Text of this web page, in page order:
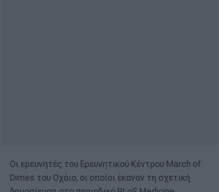
Οι ερευνητές του Ερευνητικού Κέντρου March of
Dimes του Οχάιο, οι οποίοι έκαναν τη σχετική